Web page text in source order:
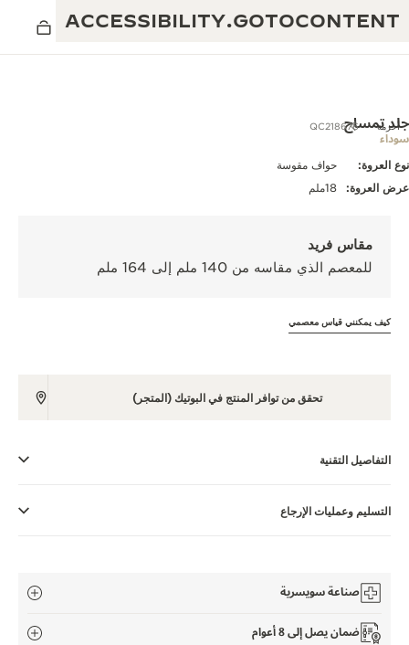
ACCESSIBILITY.GOTOCONTENT
ضمان JAEGER-LECOULTRE
ضمان بندولة ATMOS
العرض الموسيقي للنسبة الذهبية
التميز: أكثر من 190 عامًا
البراعة: أكثر من 1400 حركة
أحزمة QC218676جلد تمساح
سوداء
نوع العروة:
حواف مقوسة
عرض العروة:
18ملم
مقاس فريد
للمعصم الذي مقاسه من 140 ملم إلى 164 ملم
كيف يمكنني قياس معصمي
تحقق من توافر المنتج في البوتيك (المتجر)
التفاصيل التقنية
التسليم وعمليات الإرجاع
صناعة سويسرية
ضمان يصل إلى 8 أعوام